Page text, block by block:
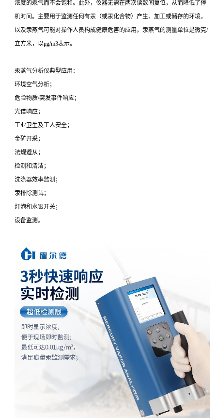
浓度的汞气而不会饱和。此外，仪器无需在两次读数间复位，从而降低了停
机时间。主要用于监测任何有汞（或汞化合物）产生、加工或储存的环境，
以及汞蒸气可能对操作人员构成健康危害的应用。汞蒸气的测量单位是微克/
立方米，以μg/m3表示。
汞蒸气分析仪典型应用：
环境空气分析；
危险物质/突发事件响应；
光谱响应；
工业卫生及工人安全；
金矿开采；
法规遵从；
检测和清洁；
洗涤器效率监测；
汞排除测试；
灯泡和水银开关；
设备监测。